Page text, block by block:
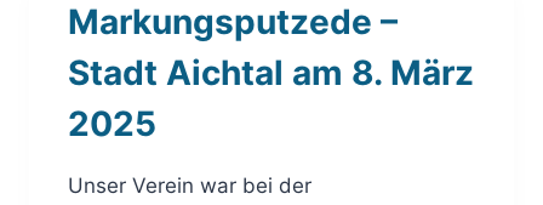
Markungsputzede –
Stadt Aichtal am 8. März
2025
Unser Verein war bei der